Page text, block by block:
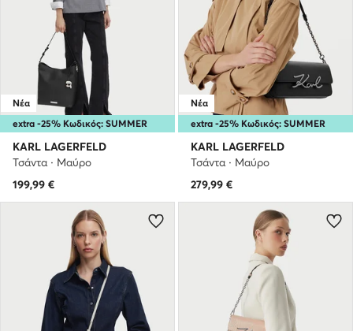
extra -25% Κωδικός: SUMMER
Νέα
KARL LAGERFELD
Τσάντα · Μαύρο
199,99 €
extra -25% Κωδικός: SUMMER
Νέα
KARL LAGERFELD
Τσάντα · Μαύρο
279,99 €